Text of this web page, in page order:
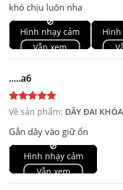
khó chịu luôn nha
🚫
Hình nhạy cảm
Vẫn xem
.....a6
Về sản phẩm: DÂY ĐAI
Gắn dây vào giữ ổn
🚫
Hình nhạy cảm
Vẫn xem